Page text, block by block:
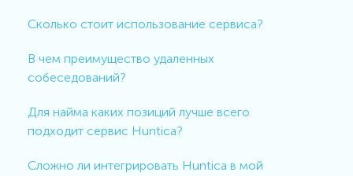
Сколько стоит использование сервиса?
В чем преимущество удаленных
собеседований?
Для найма каких позиций лучше всего
подходит сервис Huntica?
Сложно ли интегрировать Huntica в мой